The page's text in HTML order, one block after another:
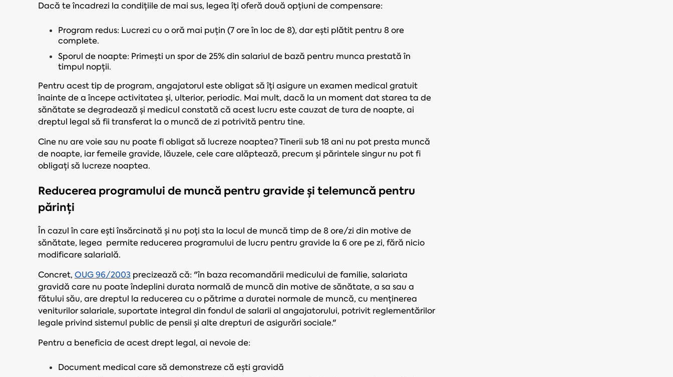
Dacă te încadrezi la condițiile de mai sus, legea îți oferă două opțiuni de compensare:
Program redus: Lucrezi cu o oră mai puțin (7 ore în loc de 8), dar ești plătit pentru 8 ore
complete.
Sporul de noapte: Primești un spor de 25% din salariul de bază pentru munca prestată în
timpul nopții.
Pentru acest tip de program, angajatorul este obligat să îți asigure un examen medical gratuit
înainte de a începe activitatea și, ulterior, periodic. Mai mult, dacă la un moment dat starea ta de
sănătate se degradează și medicul constată că acest lucru este cauzat de tura de noapte, ai
dreptul legal să fii transferat la o muncă de zi potrivită pentru tine.
Cine nu are voie sau nu poate fi obligat să lucreze noaptea? Tinerii sub 18 ani nu pot presta muncă
de noapte, iar femeile gravide, lăuzele, cele care alăptează, precum și părintele singur nu pot fi
obligați să lucreze noaptea.
Reducerea programului de muncă pentru gravide și telemuncă pentru
părinți
În cazul în care ești însărcinată și nu poți sta la locul de muncă timp de 8 ore/zi din motive de
sănătate, legea permite reducerea programului de lucru pentru gravide la 6 ore pe zi, fără nicio
modificare salarială.
Concret, OUG 96/2003 precizează că: "în baza recomandării medicului de familie, salariata
gravidă care nu poate îndeplini durata normală de muncă din motive de sănătate, a sa sau a
fătului său, are dreptul la reducerea cu o pătrime a duratei normale de muncă, cu menținerea
veniturilor salariale, suportate integral din fondul de salarii al angajatorului, potrivit reglementărilor
legale privind sistemul public de pensii și alte drepturi de asigurări sociale."
Pentru a beneficia de acest drept legal, ai nevoie de:
Document medical care să demonstreze că ești gravidă